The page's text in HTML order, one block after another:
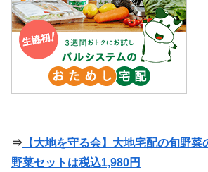
⇒ 【大地を守る会】 大地宅配の旬野菜
野菜セットは税込1,980円